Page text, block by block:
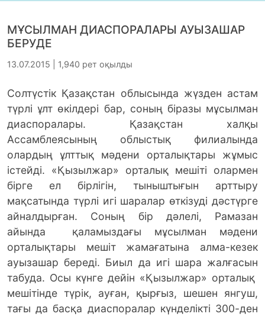
МҰСЫЛМАН ДИАСПОРАЛАРЫ АУЫЗАШАР
БЕРУДЕ
13.07.2015 | 1,940 рет оқылды
Солтүстік Қазақстан облысында жүзден астам
түрлі ұлт өкілдері бар, соның біразы мұсылман
диаспоралары. Қазақстан халқы
Ассамблеясының облыстық филиалында
олардың ұлттық мәдени орталықтары жұмыс
істейді. «Қызылжар» орталық мешіті олармен
бірге ел бірлігін, тыныштығын арттыру
мақсатында түрлі игі шаралар өткізуді дәстүрге
айналдырған. Соның бір дәлелі, Рамазан
айында қаламыздағы мұсылман мәдени
орталықтары мешіт жамағатына алма-кезек
ауызашар береді. Биыл да игі шара жалғасын
табуда. Осы күнге дейін «Қызылжар» орталық
мешітінде түрік, ауған, қырғыз, шешен янгуш,
тағы да басқа диаспоралар күнделікті 300-ден